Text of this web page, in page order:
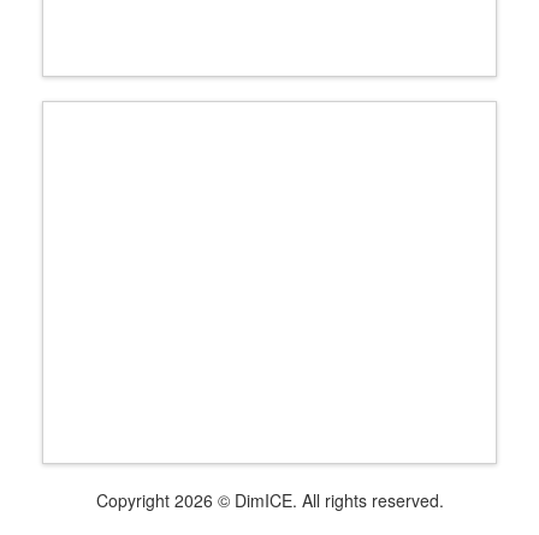
Copyright 2026 © DimICE. All rights reserved.